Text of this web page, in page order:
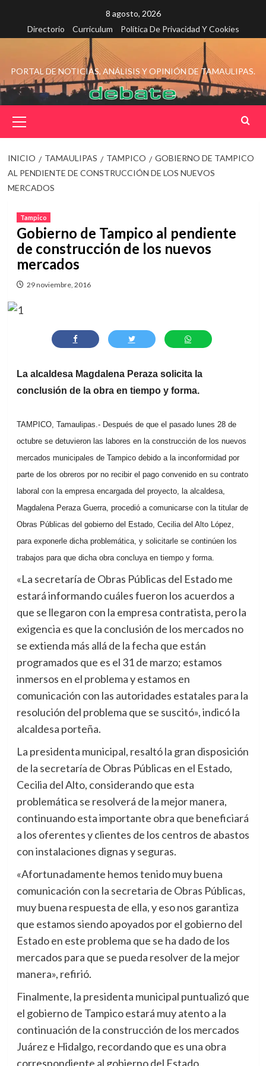
contenido
8 agosto, 2026
Directorio
Curriculum Política De Privacidad Y Cookies
PORTAL DE NOTICIAS, ANÁLISIS Y OPINIÓN DE TAMAULIPAS.
principal
INICIO TAMAULIPAS TAMPICO
GOBIERNO DE TAMPICO
AL PENDIENTE DE CONSTRUCCIÓN DE LOS NUEVOS
MERCADOS
Tampico
Gobierno de Tampico al pendiente
de construcción de los nuevos
mercados
29 noviembre, 2016
La alcaldesa Magdalena Peraza solicita la
conclusión de la obra en tiempo y forma.
TAMPICO, Tamaulipas.- Después de que el pasado lunes 28 de
octubre se detuvieron las labores en la construcción de los nuevos
mercados municipales de Tampico debido a la inconformidad por
parte de los obreros por no recibir el pago convenido en su contrato
laboral con la empresa encargada del proyecto, la alcaldesa,
Magdalena Peraza Guerra, procedió a comunicarse con la titular de
Obras Públicas del gobierno del Estado, Cecilia del Alto López,
para exponerle dicha problemática, y solicitarle se continúen los
trabajos para que dicha obra concluya en tiempo y forma.
«La secretaría de Obras Públicas del Estado me
estará informando cuáles fueron los acuerdos a
que se llegaron con la empresa contratista, pero la
exigencia es que la conclusión de los mercados no
se extienda más allá de la fecha que están
programados que es el 31 de marzo; estamos
inmersos en el problema y estamos en
comunicación con las autoridades estatales para la
resolución del problema que se suscitó», indicó la
alcaldesa porteña.
La presidenta municipal, resaltó la gran disposición
de la secretaría de Obras Públicas en el Estado,
Cecilia del Alto, considerando que esta
problemática se resolverá de la mejor manera,
continuando esta importante obra que beneficiará
a los oferentes y clientes de los centros de abastos
con instalaciones dignas y seguras.
«Afortunadamente hemos tenido muy buena
comunicación con la secretaria de Obras Públicas,
muy buena respuesta de ella, y eso nos garantiza
que estamos siendo apoyados por el gobierno del
Estado en este problema que se ha dado de los
mercados para que se pueda resolver de la mejor
manera», refirió.
Finalmente, la presidenta municipal puntualizó que
el gobierno de Tampico estará muy atento a la
continuación de la construcción de los mercados
Juárez e Hidalgo, recordando que es una obra
correspondiente al gobierno del Estado.